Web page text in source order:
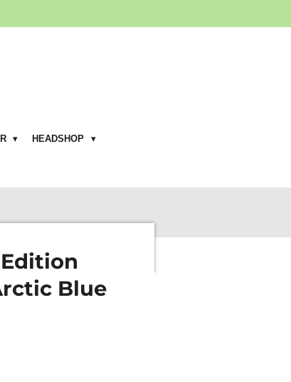
HEADSHOP
Blue